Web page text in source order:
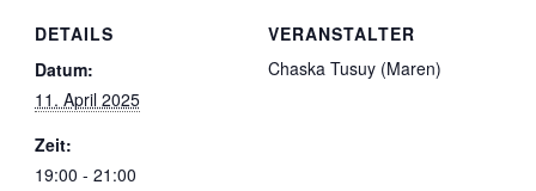
DETAILS
Datum:
11. April 2025
Zeit:
19:00 - 21:00
VERANSTALTER
Chaska Tusuy (Maren)